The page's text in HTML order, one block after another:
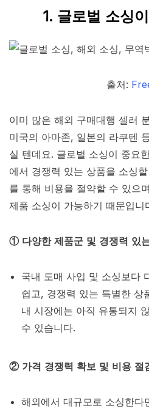
1. 글로벌 소싱
출처:
이미 많은 해외 구매대행 셀러
미국의 아마존, 일본의 라쿠텐
실 텐데요. 글로벌 소싱이 중요
에서 경쟁력 있는 상품을 소싱
를 통해 비용을 절약할 수 있으
제품 소싱이 가능하기 때문입니
① 다양한 제품군 및 경쟁력 있
국내 도매 사입 및 소싱보다
쉽고, 경쟁력 있는 특별한 상
내 시장에는 아직 유통되지
수 있습니다.
② 가격 경쟁력 확보 및 비용 절
해외에서 대규모로 소싱한다